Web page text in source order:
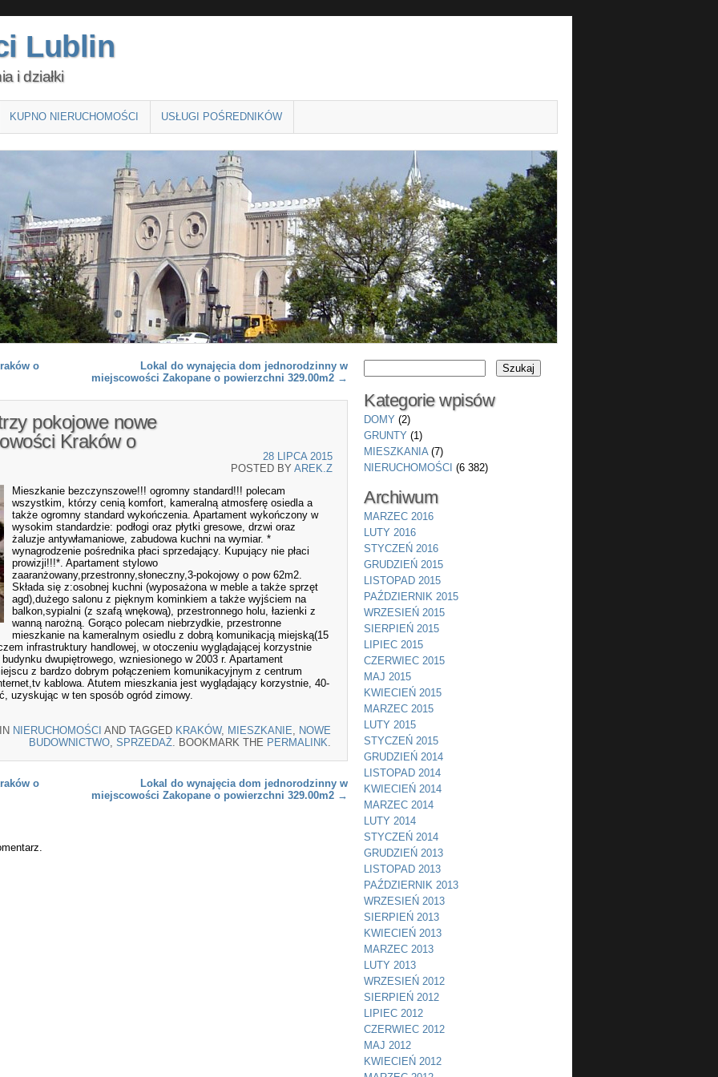
Lublin
i działki
KUPNO NIERUCHOMOŚCI USŁUGI POŚREDNIKÓW
o
Lokal do wynajęcia dom jednorodzinny w
miejscowości Zakopane o powierzchni 329.00m2 →
pokojowe nowe
Kraków o
28 LIPCA 2015
POSTED BY AREK.Z
Mieszkanie bezczynszowe!!! ogromny standard!!! polecam
wszystkim, którzy cenią komfort, kameralną atmosferę osiedla a
także ogromny standard wykończenia. Apartament wykończony w
wysokim standardzie: podłogi oraz płytki gresowe, drzwi oraz
żaluzje antywłamaniowe, zabudowa kuchni na wymiar. *
wynagrodzenie pośrednika płaci sprzedający. Kupujący nie płaci
prowizji!!!*. Apartament stylowo
zaaranżowany,przestronny,słoneczny,3-pokojowy o pow 62m2.
Składa się z:osobnej kuchni (wyposażona w meble a także sprzęt
agd),dużego salonu z pięknym kominkiem a także wyjściem na
balkon,sypialni (z szafą wnękową), przestronnego holu, łazienki z
wanną narożną. Gorąco polecam niebrzydkie, przestronne
mieszkanie na kameralnym osiedlu z dobrą komunikacją miejską(15
infrastruktury handlowej, w otoczeniu wyglądającej korzystnie
dwupiętrowego, wzniesionego w 2003 r. Apartament
z bardzo dobrym połączeniem komunikacyjnym z centrum
kablowa. Atutem mieszkania jest wyglądający korzystnie, 40-
uzyskując w ten sposób ogród zimowy.
NIERUCHOMOŚCI AND TAGGED KRAKÓW, MIESZKANIE
NOWE
BUDOWNICTWO SPRZEDAŻ . BOOKMARK THE PERMALINK
o
Lokal do wynajęcia dom jednorodzinny w
miejscowości Zakopane o powierzchni 329.00m2 →
Kategorie wpisów
DOMY (2)
GRUNTY (1)
MIESZKANIA(7)
NIERUCHOMOŚCI (6 382)
Archiwum
MARZEC 2016
LUTY 2016
STYCZEŃ 2016
GRUDZIEŃ 2015
LISTOPAD 2015
PAŹDZIERNIK 2015
WRZESIEŃ 2015
SIERPIEŃ 2015
LIPIEC 2015
CZERWIEC 2015
MAJ 2015
KWIECIEŃ 2015
MARZEC 2015
LUTY 2015
STYCZEŃ 2015
GRUDZIEŃ 2014
LISTOPAD 2014
KWIECIEŃ 2014
MARZEC 2014
LUTY 2014
STYCZEŃ 2014
GRUDZIEŃ 2013
LISTOPAD 2013
PAŹDZIERNIK 2013
WRZESIEŃ 2013
SIERPIEŃ 2013
KWIECIEŃ 2013
MARZEC 2013
LUTY 2013
WRZESIEŃ 2012
SIERPIEŃ 2012
LIPIEC 2012
CZERWIEC 2012
MAJ 2012
KWIECIEŃ 2012